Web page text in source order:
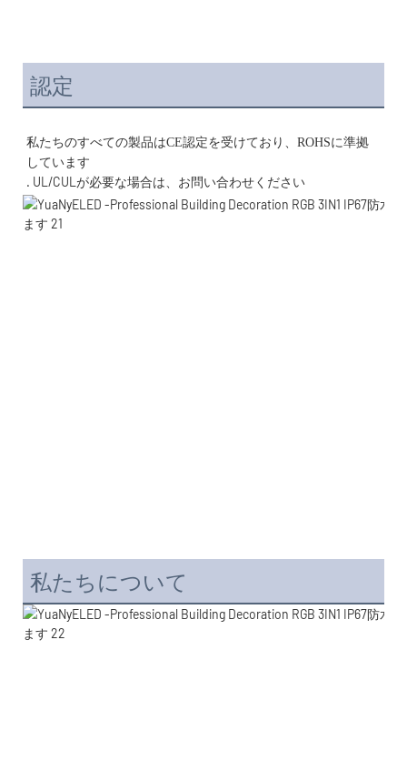
認定
私たちのすべての製品はCE認定を受けており、ROHSに準拠
. UL/CULが必要な場合は、お問い合わせください
私たちについて